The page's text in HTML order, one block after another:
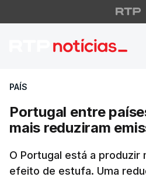
Portugal
PAÍS
Portugal entre
mais reduziram
O Portugal está a produzir
efeito de estufa. Uma